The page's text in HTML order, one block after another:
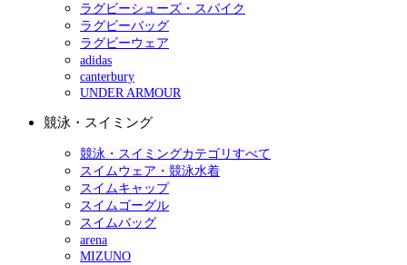
ラグビーシューズ・スパイク
ラグビーバッグ
ラグビーウェア
adidas
canterbury
UNDER ARMOUR
競泳・スイミング
競泳・スイミングカテゴリすべて
スイムウェア・競泳水着
スイムキャップ
スイムゴーグル
スイムバッグ
arena
MIZUNO